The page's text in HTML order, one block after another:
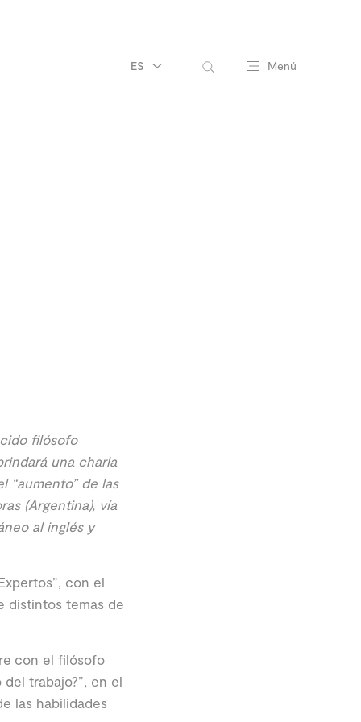
ES Menú
filósofo
una charla
“aumento” de las
(Argentina), vía
al inglés y
con el
distintos temas de
con el filósofo
trabajo?”, en el
las habilidades